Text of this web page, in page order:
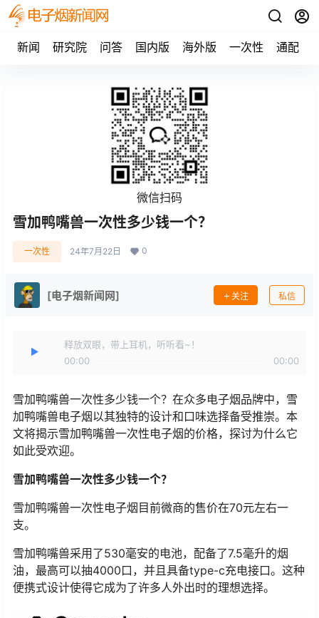
新闻 研究院 问答 国内版 海外版 一次性 通配
微信扫码
雪加鸭嘴兽一次性多少钱一个？
一次性 24年7月22日 0
[电子烟新闻网] 关注 私信
释放双眼，带上耳机，听听看~！
00:00
00:00
雪加鸭嘴兽一次性多少钱一个？在众多电子烟品牌中，雪
加鸭嘴兽电子烟以其独特的设计和口味选择备受推崇。本
文将揭示雪加鸭嘴兽一次性电子烟的价格，探讨为什么它
如此受欢迎。
雪加鸭嘴兽一次性多少钱一个？
雪加鸭嘴兽一次性电子烟目前微商的售价在70元左右一
支。
雪加鸭嘴兽采用了530毫安的电池，配备了7.5毫升的烟
油，最高可以抽4000口，并且具备type-c充电接口。这种
便携式设计使得它成为了许多人外出时的理想选择。